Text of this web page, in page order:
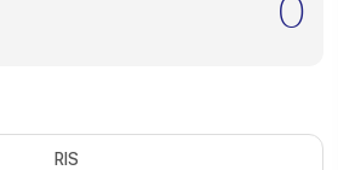
0
RIS